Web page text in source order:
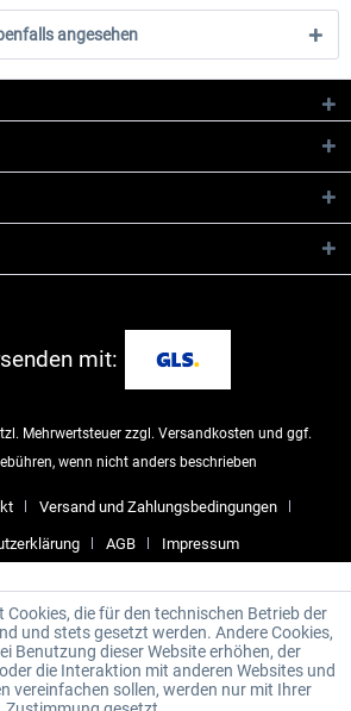
angesehen
mit:
Mehrwertsteuer zzgl. Versandkosten und ggf.
wenn nicht anders beschrieben
Versand und Zahlungsbedingungen
AGB Impressum
Cookies, die für den technischen Betrieb der
und stets gesetzt werden. Andere Cookies,
Benutzung dieser Website erhöhen, der
die Interaktion mit anderen Websites und
vereinfachen sollen, werden nur mit Ihrer